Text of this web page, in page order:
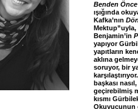
Benden Önce
ışığında
Kafka’nın
Mektup”uyla,
Benjamin’in
yapıyor
yapıtların
aklına
soruyor, bir
başkası
geçirebilmiş
kısmı
Okuyucunun